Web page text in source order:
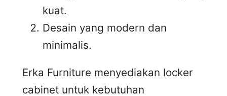
kuat.
Desain yang modern dan
minimalis.
Erka Furniture menyediakan locker
cabinet untuk kebutuhan